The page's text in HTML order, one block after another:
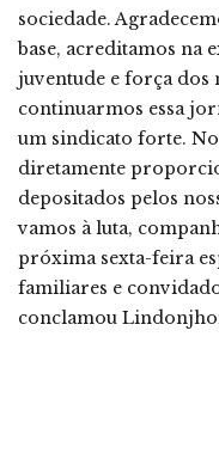
sociedade.
base, acreditamos na
juventude e força dos
continuarmos essa
um sindicato forte.
diretamente
depositados pelos
vamos à luta,
próxima sexta-feira
familiares e
conclamou